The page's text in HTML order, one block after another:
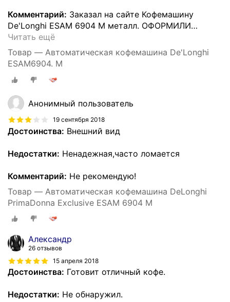
Комментарий: Заказал на сайте Кофемашину
De'Longhi ESAM 6904 M металл. ОФОРМИЛИ…
Читать ещё
Товар — Автоматическая кофемашина De'Longhi
ESAM6904. M
Анонимный пользователь
19 сентября 2018
Достоинства: Внешний вид
Недостатки: Ненадежная,часто ломается
Комментарий: Не рекомендую!
Товар — Автоматическая кофемашина DeLonghi
PrimaDonna Exclusive ESAM 6904 M
Александр
26 отзывов
15 апреля 2018
Достоинства: Готовит отличный кофе.
Недостатки: Не обнаружил.